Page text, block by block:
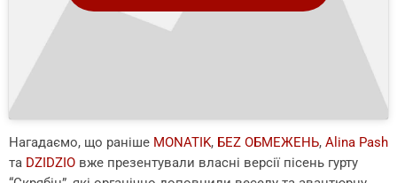
Нагадаємо, що раніше MONATIK, БЕZ ОБМЕЖЕНЬ, Alina Pash
та DZIDZIO вже презентували власні версії пісень гурту